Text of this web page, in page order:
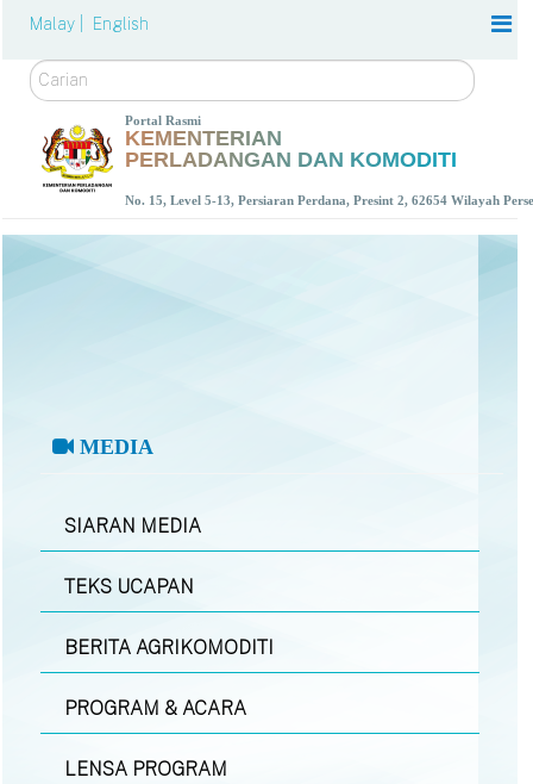
Malay | English
Carian
Portal Rasmi
KEMENTERIAN
PERLADANGAN DAN KOMODITI
No. 15, Level 5-13, Persiaran Perdana, Presint 2, 62654 Wilayah
MEDIA
SIARAN MEDIA
TEKS UCAPAN
BERITA AGRIKOMODITI
PROGRAM & ACARA
LENSA PROGRAM